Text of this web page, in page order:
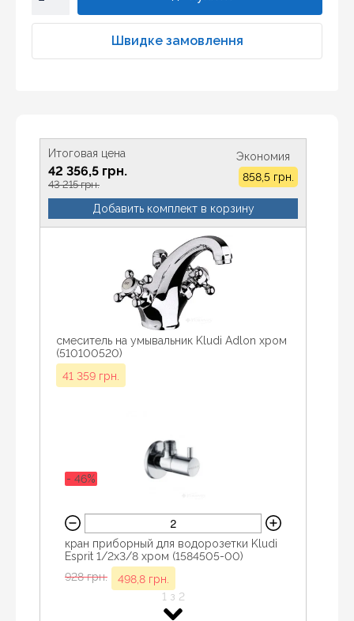
3
7
10
Швидке замовлення
Итоговая цена
42 356,5 грн.
43 215 грн.
Экономия
858,5 грн.
Добавить комплект в корзину
смеситель на умывальник Kludi Adlon хром
(510100520)
41 359 грн.
- 46%
кран приборный для водорозетки Kludi
Esprit 1/2x3/8 хром (1584505-00)
928 грн.
498,8 грн.
1 з 2